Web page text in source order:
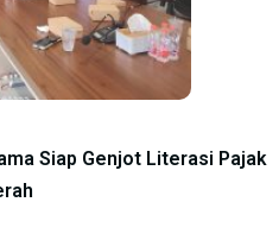
Siap Genjot Literasi Pajak